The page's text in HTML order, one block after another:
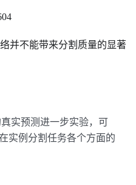
并不能带来分割质量的显著
实预测进一步实验，可
实例分割任务各个方面的